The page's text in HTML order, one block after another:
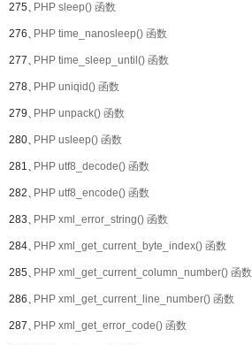
275、PHP sleep() 函数
276、PHP time_nanosleep() 函数
277、PHP time_sleep_until() 函数
278、PHP uniqid() 函数
279、PHP unpack() 函数
280、PHP usleep() 函数
281、PHP utf8_decode() 函数
282、PHP utf8_encode() 函数
283、PHP xml_error_string() 函数
284、PHP xml_get_current_byte_index() 函数
285、PHP xml_get_current_column_number() 函数
286、PHP xml_get_current_line_number() 函数
287、PHP xml_get_error_code() 函数